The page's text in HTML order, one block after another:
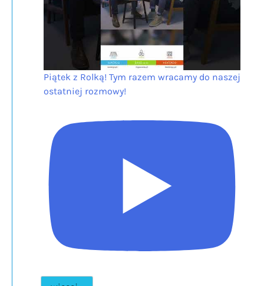
Piątek z Rolką! Tym razem wracamy do naszej
ostatniej rozmowy!